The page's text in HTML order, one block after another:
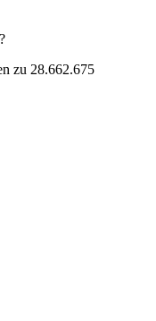
zu 28.662.675